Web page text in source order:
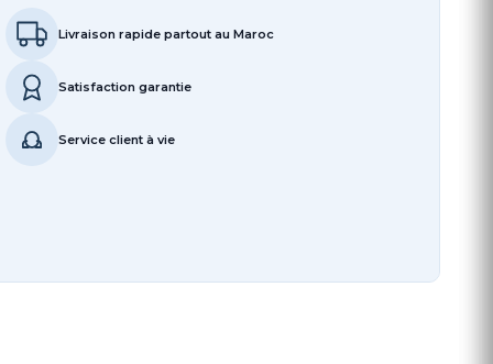
Livraison rapide partout au Maroc
Satisfaction garantie
Service client à vie